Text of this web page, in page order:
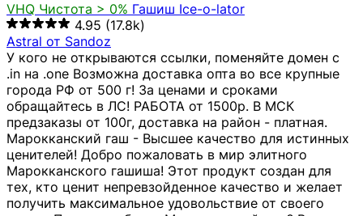
VHQ Чистота > 0% Гашиш Ice-o-lator
4.95 (17.8k)
Astral от Sandoz
У кого не открываются ссылки, поменяйте домен с
.in на .one Возможна доставка опта во все крупные
города РФ от 500 г! За ценами и сроками
обращайтесь в ЛС! РАБОТА от 1500р. В МСК
предзаказы от 100г, доставка на район - платная.
Марокканский гаш - Высшее качество для истинных
ценителей! Добро пожаловать в мир элитного
Марокканского гашиша! Этот продукт создан для
тех, кто ценит непревзойденное качество и желает
получить максимальное удовольствие от своего